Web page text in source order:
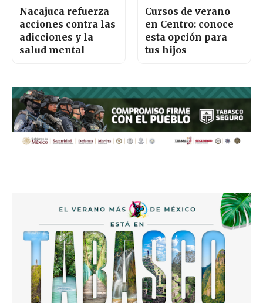
Nacajuca refuerza
acciones contra las
adicciones y la
salud mental
Cursos de verano
en Centro: conoce
esta opción para
tus hijos